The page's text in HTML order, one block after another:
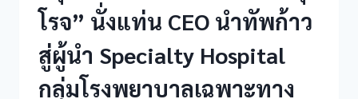
โรจ” นั่งแท่น CEO นำทัพก้าว
สู่ผู้นำ Specialty Hospital
กลุ่มโรงพยาบาลเฉพาะทาง